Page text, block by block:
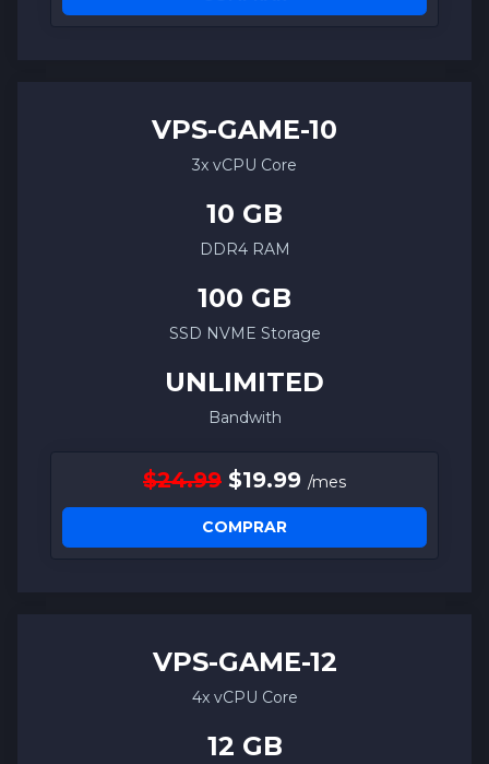
VPS-GAME-10
3x vCPU Core
10 GB
DDR4 RAM
100 GB
SSD NVME Storage
UNLIMITED
Bandwith
$24.99 $19.99 /mes
COMPRAR
VPS-GAME-12
4x vCPU Core
12 GB